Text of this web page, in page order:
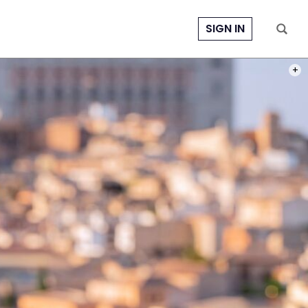
SIGN IN